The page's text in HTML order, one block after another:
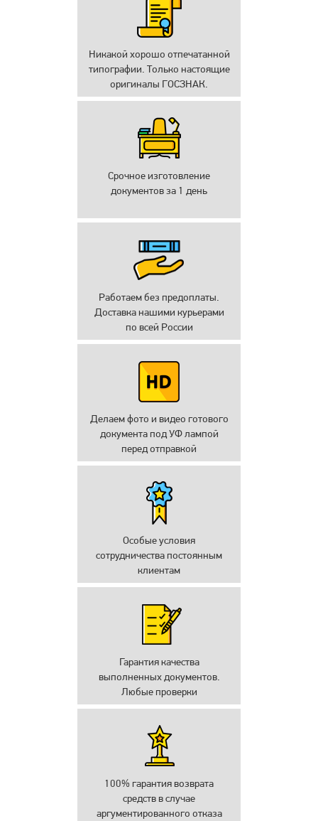
Никакой хорошо отпечатанной
типографии. Только настоящие
оригиналы ГОСЗНАК.
Срочное изготовление
документов за 1 день
Работаем без предоплаты.
Доставка нашими курьерами
по всей России
Делаем фото и видео готового
документа под УФ лампой
перед отправкой
Особые условия
сотрудничества постоянным
клиентам
Гарантия качества
выполненных документов.
Любые проверки
100% гарантия возврата
средств в случае
аргументированного отказа